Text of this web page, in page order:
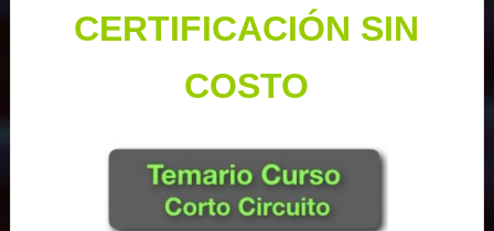
CERTIFICACIÓN SIN
COSTO